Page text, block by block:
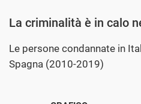
La criminalità è in calo
Le persone condannate in
Spagna (2010-2019)